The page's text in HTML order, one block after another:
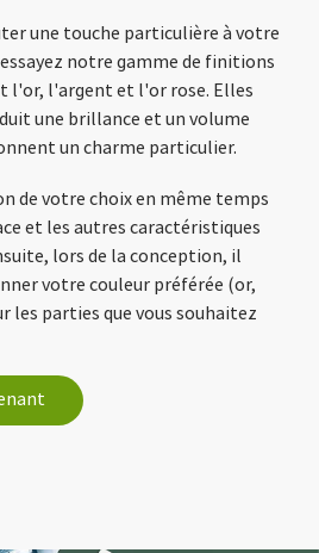
une touche particulière à votre
notre gamme de finitions
l'or, l'argent et l'or rose. Elles
une brillance et un volume
un charme particulier.
de votre choix en même temps
et les autres caractéristiques
lors de la conception, il
votre couleur préférée (or,
les parties que vous souhaitez